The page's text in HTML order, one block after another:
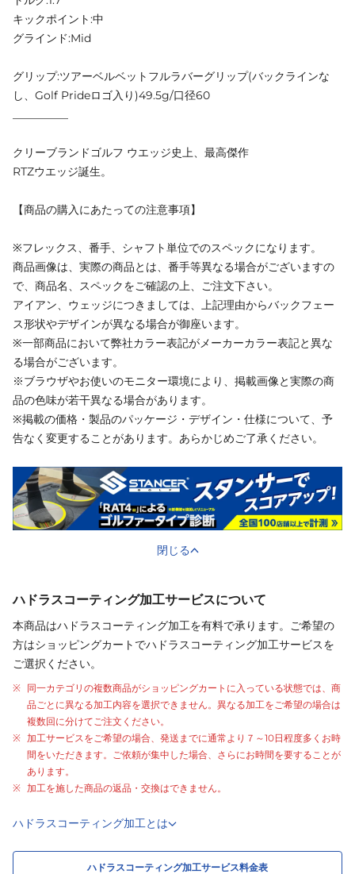
キックポイント:中
グラインド:Mid
グリップ:ツアーベルベットフルラバーグリップ(バックラインな
し、Golf Prideロゴ入り)49.5g/口径60
クリーブランドゴルフ ウエッジ史上、最高傑作
RTZウエッジ誕生。
【商品の購入にあたっての注意事項】
※フレックス、番手、シャフト単位でのスペックになります。
商品画像は、実際の商品とは、番手等異なる場合がございますの
で、商品名、スペックをご確認の上、ご注文下さい。
アイアン、ウェッジにつきましては、上記理由からバックフェー
ス形状やデザインが異なる場合が御座います。
※一部商品において弊社カラー表記がメーカーカラー表記と異な
る場合がございます。
※ブラウザやお使いのモニター環境により、掲載画像と実際の商
品の色味が若干異なる場合があります。
※掲載の価格・製品のパッケージ・デザイン・仕様について、予
告なく変更することがあります。あらかじめご了承ください。
閉じる
ハドラスコーティング加工サービスについて
本商品はハドラスコーティング加工を有料で承ります。ご希望の
方はショッピングカートでハドラスコーティング加工サービスを
ご選択ください。
同一カテゴリの複数商品がショッピングカートに入っている状態では、商
品ごとに異なる加工内容を選択できません。異なる加工をご希望の場合は
複数回に分けてご注文ください。
加工サービスをご希望の場合、発送までに通常より ７～10日程度多くお時
間をいただきます。ご依頼が集中した場合、さらにお時間を要することが
あります。
加工を施した商品の返品・交換はできません。
ハドラスコーティング加工とは
ハドラスコーティング加工サービス料金表